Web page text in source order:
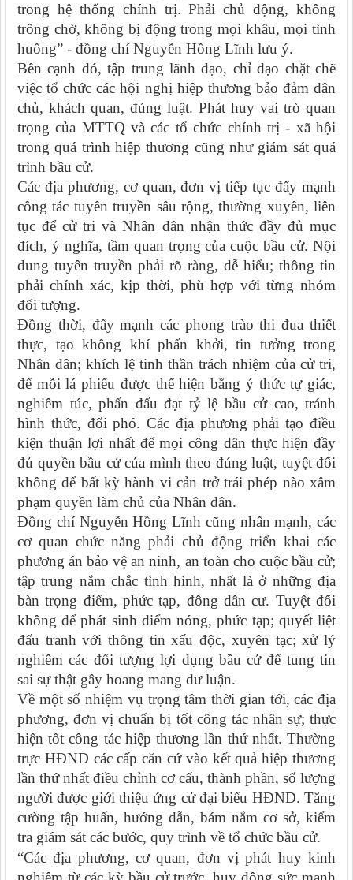
trong hệ thống chính trị. Phải chủ động, không
trông chờ, không bị động trong mọi khâu, mọi tình
huống” - đồng chí Nguyễn Hồng Lĩnh lưu ý.
Bên cạnh đó, tập trung lãnh đạo, chỉ đạo chặt chẽ
việc tổ chức các hội nghị hiệp thương bảo đảm dân
chủ, khách quan, đúng luật. Phát huy vai trò quan
trọng của MTTQ và các tổ chức chính trị - xã hội
trong quá trình hiệp thương cũng như giám sát quá
trình bầu cử.
Các địa phương, cơ quan, đơn vị tiếp tục đẩy mạnh
công tác tuyên truyền sâu rộng, thường xuyên, liên
tục để cử tri và Nhân dân nhận thức đầy đủ mục
đích, ý nghĩa, tầm quan trọng của cuộc bầu cử. Nội
dung tuyên truyền phải rõ ràng, dễ hiểu; thông tin
phải chính xác, kịp thời, phù hợp với từng nhóm
đối tượng.
Đồng thời, đẩy mạnh các phong trào thi đua thiết
thực, tạo không khí phấn khởi, tin tưởng trong
Nhân dân; khích lệ tinh thần trách nhiệm của cử tri,
để mỗi lá phiếu được thể hiện bằng ý thức tự giác,
nghiêm túc, phấn đấu đạt tỷ lệ bầu cử cao, tránh
hình thức, đối phó. Các địa phương phải tạo điều
kiện thuận lợi nhất để mọi công dân thực hiện đầy
đủ quyền bầu cử của mình theo đúng luật, tuyệt đối
không để bất kỳ hành vi cản trở trái phép nào xâm
phạm quyền làm chủ của Nhân dân.
Đồng chí Nguyễn Hồng Lĩnh cũng nhấn mạnh, các
cơ quan chức năng phải chủ động triển khai các
phương án bảo vệ an ninh, an toàn cho cuộc bầu cử;
tập trung nắm chắc tình hình, nhất là ở những địa
bàn trọng điểm, phức tạp, đông dân cư. Tuyệt đối
không để phát sinh điểm nóng, phức tạp; quyết liệt
đấu tranh với thông tin xấu độc, xuyên tạc; xử lý
nghiêm các đối tượng lợi dụng bầu cử để tung tin
sai sự thật gây hoang mang dư luận.
Về một số nhiệm vụ trọng tâm thời gian tới, các địa
phương, đơn vị chuẩn bị tốt công tác nhân sự; thực
hiện tốt công tác hiệp thương lần thứ nhất. Thường
trực HĐND các cấp căn cứ vào kết quả hiệp thương
lần thứ nhất điều chỉnh cơ cấu, thành phần, số lượng
người được giới thiệu ứng cử đại biểu HĐND. Tăng
cường tập huấn, hướng dẫn, bám nắm cơ sở, kiểm
tra giám sát các bước, quy trình về tổ chức bầu cử.
“Các địa phương, cơ quan, đơn vị phát huy kinh